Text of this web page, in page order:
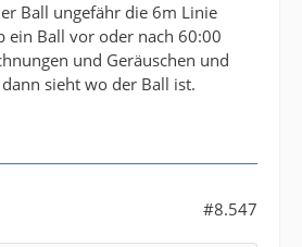
Ball ungefähr die 6m Linie
ein Ball vor oder nach 60:00
und Geräuschen und
sieht wo der Ball ist.
#8.547